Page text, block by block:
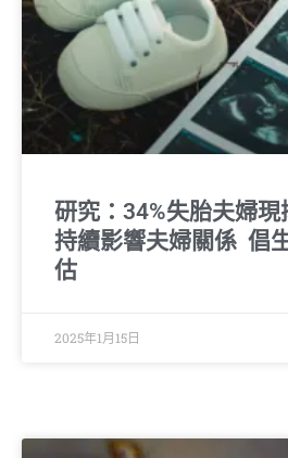
研究：34%失胎夫婦
持續影響夫婦關係 倡
估
2025年1月15日